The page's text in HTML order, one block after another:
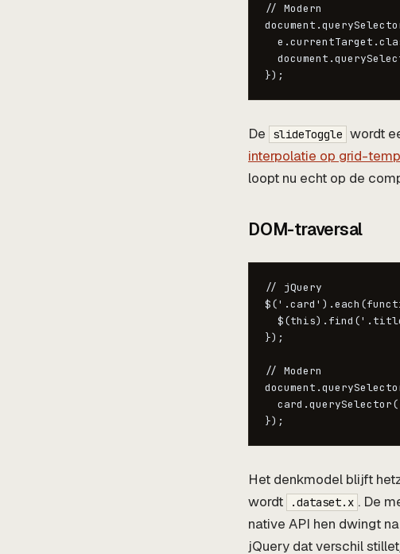
// Modern
De slideToggle wordt
interpolatie op grid-
loopt nu echt op de
DOM-traversal
// jQuery
});
// Modern
Het denkmodel blijft
wordt .dataset.x . De
native API hen dwingt
jQuery dat verschil